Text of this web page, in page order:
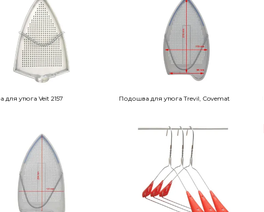
для утюга Veit 2157 Подошва для утюга Trevil, Covemat